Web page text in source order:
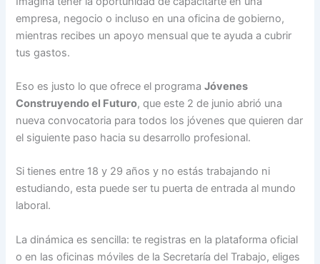
empresa, negocio o incluso en una oficina de gobierno,
mientras recibes un apoyo mensual que te ayuda a cubrir
tus gastos.
Eso es justo lo que ofrece el programaJóvenes
Construyendo el Futuro, que este 2 de junio abrió una
nueva convocatoria para todos los jóvenes que quieren dar
el siguiente paso hacia su desarrollo profesional.
Si tienes entre 18 y 29 años y no estás trabajando ni
estudiando, esta puede ser tu puerta de entrada al mundo
laboral.
La dinámica es sencilla: te registras en la plataforma oficial
o en las oficinas móviles de la Secretaría del Trabajo, eliges